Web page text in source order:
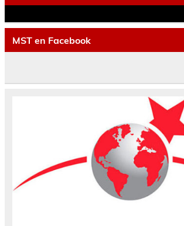
MST en Facebook